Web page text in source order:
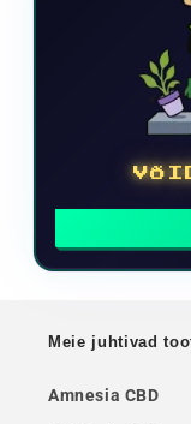
Meie juhtivad
Amnesia CBD